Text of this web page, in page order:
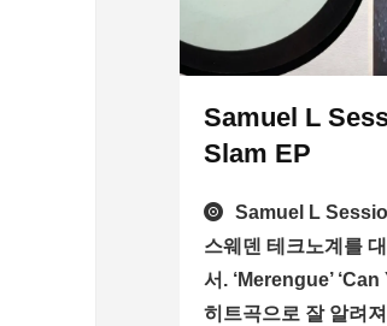
Samuel L
Slam EP
Samuel L
스웨덴 테크노계를
서. ‘Merengue’
히트곡으로 잘 알려